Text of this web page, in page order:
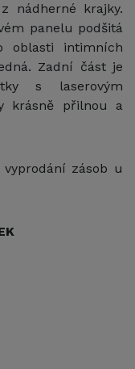
nádherné krajky.
panelu podšitá
oblasti intimních
Zadní část je
s laserovým
krásně přilnou a
zásob u